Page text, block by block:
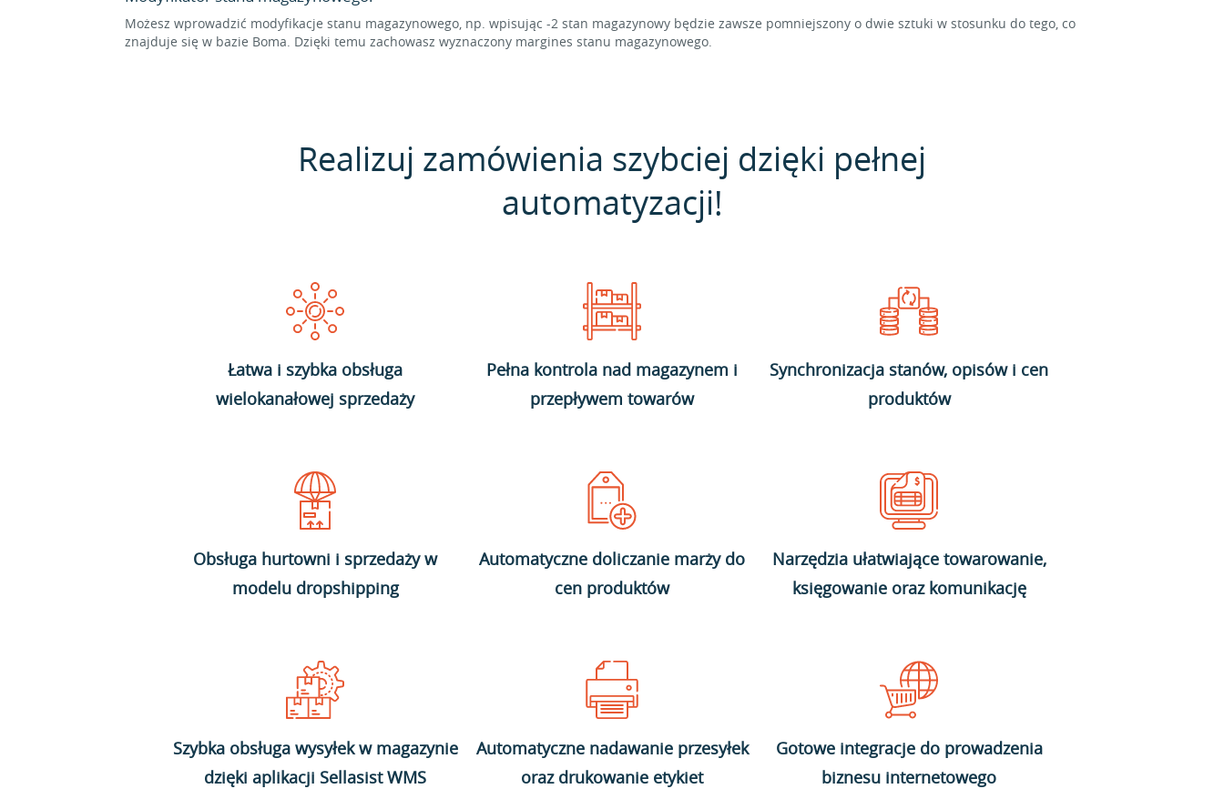
Możesz wprowadzić modyfikacje stanu magazynowego, np. wpisując -2 stan magazynowy będzie zawsze pomniejszony o dwie sztuki w stosunku do tego, co
znajduje się w bazie Boma. Dzięki temu zachowasz wyznaczony margines stanu magazynowego.
Realizuj zamówienia szybciej dzięki pełnej
automatyzacji!
Łatwa i szybka obsługa
wielokanałowej sprzedaży
Pełna kontrola nad magazynem i
przepływem towarów
Synchronizacja stanów, opisów i cen
produktów
Obsługa hurtowni i sprzedaży w
modelu dropshipping
Automatyczne doliczanie marży do
cen produktów
Narzędzia ułatwiające towarowanie,
księgowanie oraz komunikację
Szybka obsługa wysyłek w magazynie
dzięki aplikacji Sellasist WMS
Automatyczne nadawanie przesyłek
oraz drukowanie etykiet
Gotowe integracje do prowadzenia
biznesu internetowego